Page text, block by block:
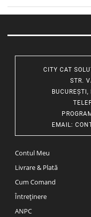
CITY CAT
STR.
EMAIL:
Contul Meu
Livrare & Plată
Cum Comand
Întreținere
ANPC